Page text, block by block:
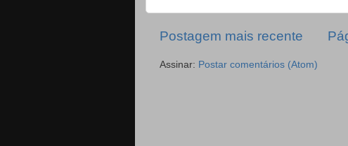
Postagem mais recente
Assinar: Postar comentários (Atom)